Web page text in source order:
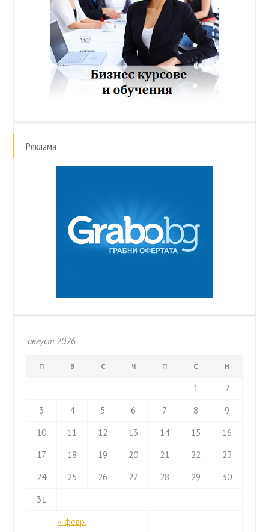
Реклама
август 2026
П В С Ч П С Н
« февр.
1
2
3
4 5 6 7 8
9
10
11 12 13 14 15
16
17
18 19 20 21 22
23
24
25 26 27 28 29
30
31